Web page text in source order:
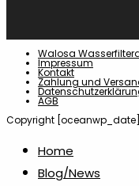
Walosa
Impressum
Kontakt
Zahlung und
AGB
Copyright
Home
Blog/News